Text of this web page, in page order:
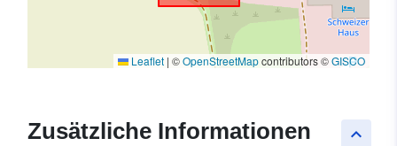
Leaflet | ©OpenStreetMapcontributors ©GISCO
keyboard_arrow_up
Zusätzliche Informationen